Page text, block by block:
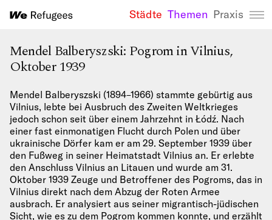
We Refugees
Städte Themen Praxis
Mendel Balberyszski: Pogrom in Vilnius,
Oktober 1939
Mendel Balberyszski (1894–1966) stammte gebürtig aus
Vilnius, lebte bei Ausbruch des Zweiten Weltkrieges
jedoch schon seit über einem Jahrzehnt in Łódź. Nach
einer fast einmonatigen Flucht durch Polen und über
ukrainische Dörfer kam er am 29. September 1939 über
den Fußweg in seiner Heimatstadt Vilnius an. Er erlebte
den Anschluss Vilnius an Litauen und wurde am 31.
Oktober 1939 Zeuge und Betroffener des Pogroms, das in
Vilnius direkt nach dem Abzug der Roten Armee
ausbrach. Er analysiert aus seiner migrantisch-jüdischen
Sicht, wie es zu dem Pogrom kommen konnte, und erzählt